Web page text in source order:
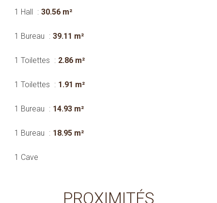
1 Hall 30.56 m²
1 Bureau 39.11 m²
1 Toilettes 2.86 m²
1 Toilettes 1.91 m²
1 Bureau 14.93 m²
1 Bureau 18.95 m²
1 Cave
PROXIMITÉS